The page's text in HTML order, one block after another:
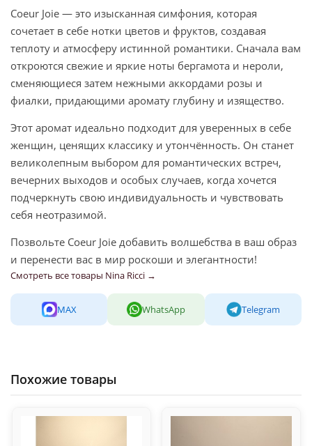
Coeur Joie — это изысканная симфония, которая
сочетает в себе нотки цветов и фруктов, создавая
теплоту и атмосферу истинной романтики. Сначала вам
откроются свежие и яркие ноты бергамота и нероли,
сменяющиеся затем нежными аккордами розы и
фиалки, придающими аромату глубину и изящество.
Этот аромат идеально подходит для уверенных в себе
женщин, ценящих классику и утончённость. Он станет
великолепным выбором для романтических встреч,
вечерних выходов и особых случаев, когда хочется
подчеркнуть свою индивидуальность и чувствовать
себя неотразимой.
Позвольте Coeur Joie добавить волшебства в ваш образ
и перенести вас в мир роскоши и элегантности!
Смотреть все товары Nina Ricci →
MAX WhatsApp Telegram
Похожие товары